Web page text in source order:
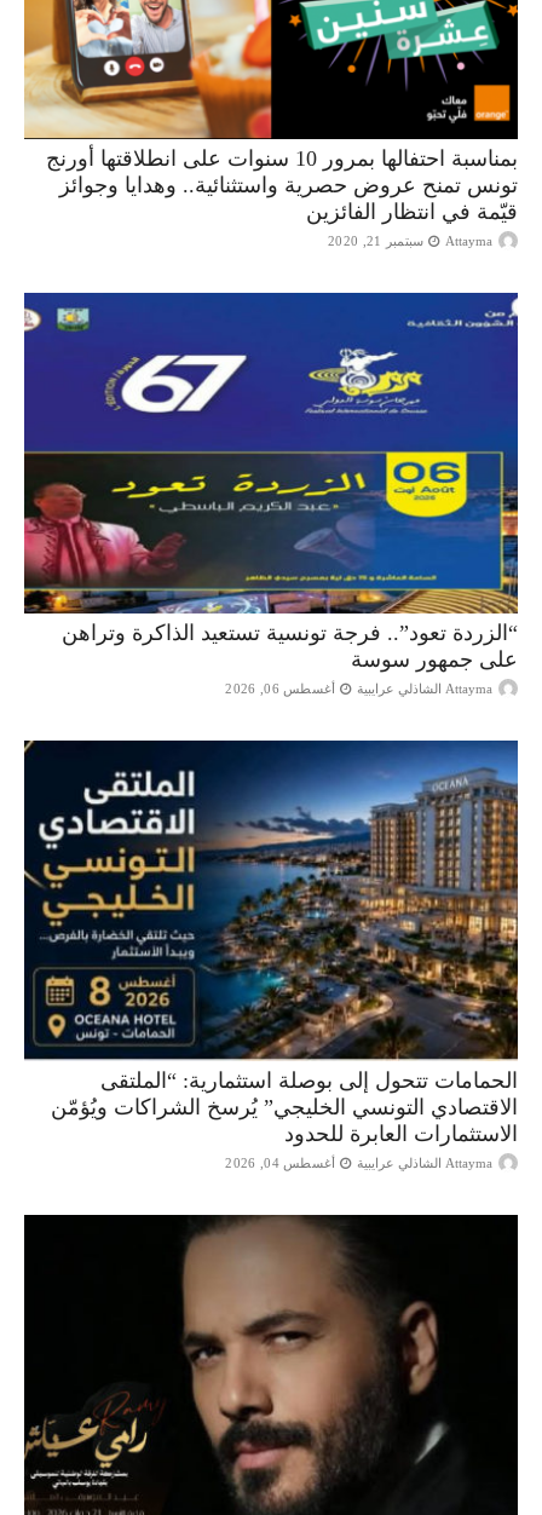
بمناسبة احتفالها بمرور 10 سنوات على انطلاقتها أورنج
تونس تمنح عروض حصرية واستثنائية.. وهدايا وجوائز
قيّمة في انتظار الفائزين
Attayma سبتمبر 21, 2020
“الزردة تعود”.. فرجة تونسية تستعيد الذاكرة وتراهن
على جمهور سوسة
Attayma الشاذلي عرايبية أغسطس 06, 2026
الحمامات تتحول إلى بوصلة استثمارية: “الملتقى
الاقتصادي التونسي الخليجي” يُرسخ الشراكات ويُؤمّن
الاستثمارات العابرة للحدود
Attayma الشاذلي عرايبية أغسطس 04, 2026